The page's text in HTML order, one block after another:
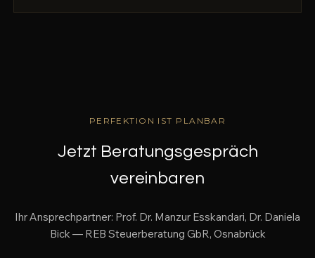
PERFEKTION IST PLANBAR
Jetzt Beratungsgespräch
vereinbaren
Ihr Ansprechpartner: Prof. Dr. Manzur Esskandari, Dr. Daniela
Bick — REB Steuerberatung GbR, Osnabrück